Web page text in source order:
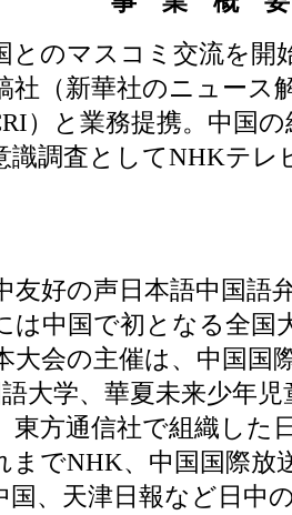
とのマスコミ交流を開
社（新華社のニュース
）と業務提携。中国
識調査としてNHKテレ
友好の声日本語中国語
は中国で初となる全国
大会の主催は、中国国
大学、華夏未来少年
東方通信社で組織した
までNHK、中国国際放
国、天津日報など日中